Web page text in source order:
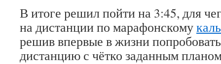
В итоге решил пойти на 3:45, для
на дистанции по марафонскому
решив впервые в жизни
дистанцию с чётко заданным